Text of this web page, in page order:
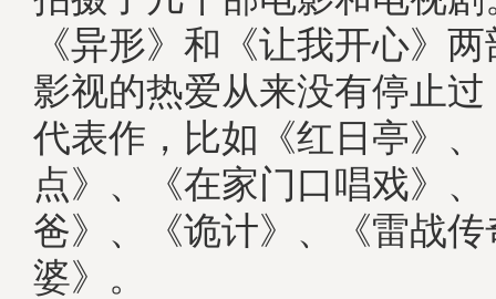
《异形》和《让我开心》
影视的热爱从来没有停止
代表作，比如《红日亭》、
点》、《在家门口唱戏》
爸》、《诡计》、《雷战
婆》。